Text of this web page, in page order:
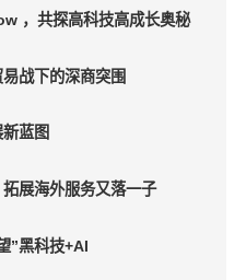
，共探高科技高成长奥秘
战下的深商突围
蓝图
展海外服务又落一子
”黑科技+AI